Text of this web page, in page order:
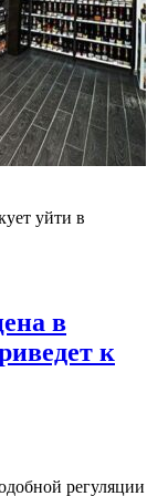
уйти в
в
к
регуляции